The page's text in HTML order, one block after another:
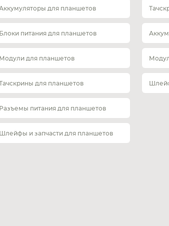
для планшетов
Блоки питания для планшетов
Модули для планшетов
для планшетов
Разъемы питания для планшетов
Шлейфы и запчасти для планшетов